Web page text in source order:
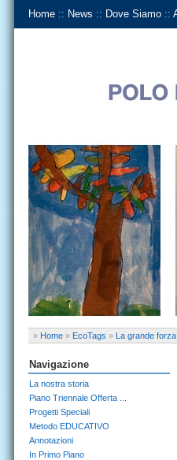
Home :: News :: Dove Siamo ::
» Home » EcoTags » La grande
Navigazione
La nostra storia
Piano Triennale Offerta ...
Progetti Speciali
Metodo EDUCATIVO
Annotazioni
In Primo Piano